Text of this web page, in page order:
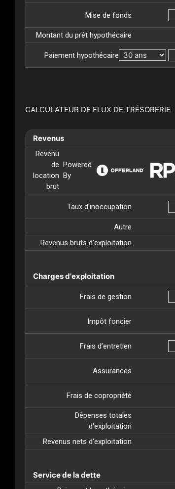
Mise de fonds
Montant du prêt hypothécaire
Paiement hypothécaire
CALCULATEUR DE FLUX DE TRÉSORERIE
Revenus
Revenu
de
location
brut
Powered
By
Taux d'inoccupation
Autre
Revenus bruts d'exploitation
Charges d'exploitation
Frais de gestion
Impôt foncier
Frais d’entretien
Assurances
Frais de copropriété
Dépenses totales
d'exploitation
Revenus nets d'exploitation
Service de la dette